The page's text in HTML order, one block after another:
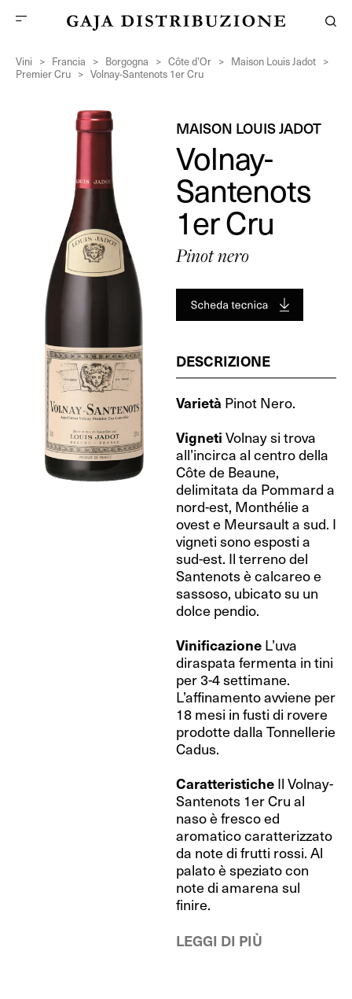
Vini > Francia > Borgogna > Côte d’Or > Maison Louis Jadot >
Premier Cru > Volnay-Santenots 1er Cru
MAISON LOUIS JADOT
Volnay-
Santenots
1er Cru
Pinot nero
DESCRIZIONE
Varietà Pinot Nero.
Vigneti Volnay si trova
all’incirca al centro della
Côte de Beaune,
delimitata da Pommard a
nord-est, Monthélie a
ovest e Meursault a sud. I
vigneti sono esposti a
sud-est. Il terreno del
Santenots è calcareo e
sassoso, ubicato su un
dolce pendio.
Vinificazione L’uva
diraspata fermenta in tini
per 3-4 settimane.
L’affinamento avviene per
18 mesi in fusti di rovere
prodotte dalla Tonnellerie
Cadus.
Caratteristiche Il Volnay-
Santenots 1er Cru al
naso è fresco ed
aromatico caratterizzato
da note di frutti rossi. Al
palato è speziato con
note di amarena sul
finire.
LEGGI DI PIÙ